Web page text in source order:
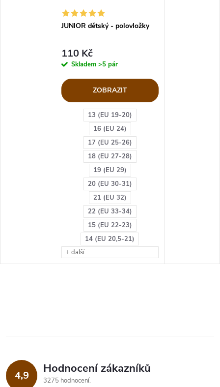
13 (EU 19-20)
16 (EU 24)
17 (EU 25-26)
18 (EU 27-28)
19 (EU 29)
20 (EU 30-31)
21 (EU 32)
22 (EU 33-34)
15 (EU 22-23)
14 (EU 20,5-21)
+ další
JUNIOR dětský - polovložky
110 Kč
Skladem >5 pár
ZOBRAZIT
4,9 Hodnocení zákazníků
3275 hodnocení